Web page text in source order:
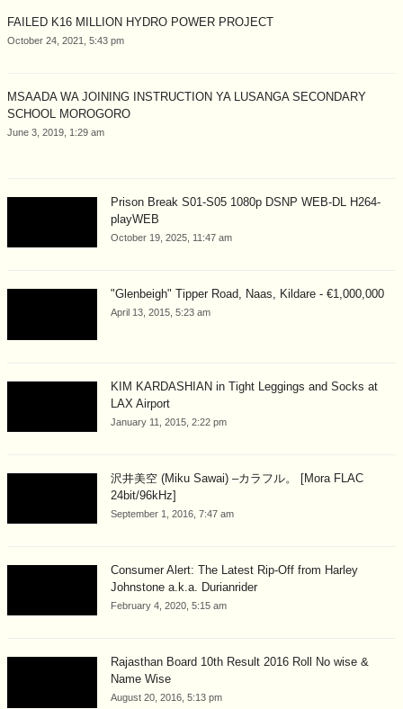
FAILED K16 MILLION HYDRO POWER PROJECT
October 24, 2021, 5:43 pm
MSAADA WA JOINING INSTRUCTION YA LUSANGA SECONDARY
SCHOOL MOROGORO
June 3, 2019, 1:29 am
Prison Break S01-S05 1080p DSNP WEB-DL H264-
playWEB
October 19, 2025, 11:47 am
"Glenbeigh" Tipper Road, Naas, Kildare - €1,000,000
April 13, 2015, 5:23 am
KIM KARDASHIAN in Tight Leggings and Socks at
LAX Airport
January 11, 2015, 2:22 pm
沢井美空 (Miku Sawai) –カラフル。 [Mora FLAC
24bit/96kHz]
September 1, 2016, 7:47 am
Consumer Alert: The Latest Rip-Off from Harley
Johnstone a.k.a. Durianrider
February 4, 2020, 5:15 am
Rajasthan Board 10th Result 2016 Roll No wise &
Name Wise
August 20, 2016, 5:13 pm